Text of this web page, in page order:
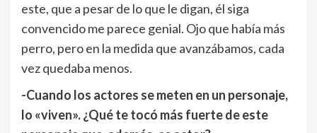
este, que a pesar de lo que le digan, él siga
convencido me parece genial. Ojo que había más
perro, pero en la medida que avanzábamos, cada
vez quedaba menos.
-Cuando los actores se meten en un personaje,
lo «viven». ¿Qué te tocó más fuerte de este